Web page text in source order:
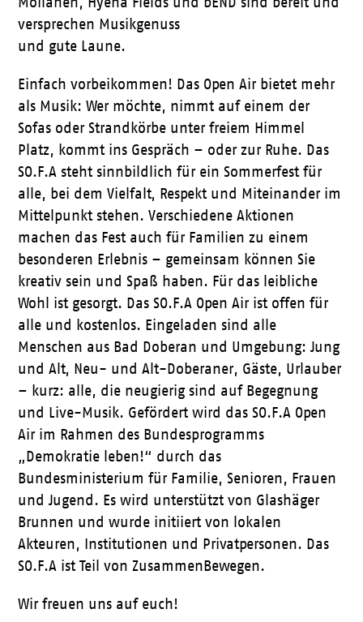
versprechen Musikgenuss
und gute Laune.
Einfach vorbeikommen! Das Open Air bietet mehr
als Musik: Wer möchte, nimmt auf einem der
Sofas oder Strandkörbe unter freiem Himmel
Platz, kommt ins Gespräch – oder zur Ruhe. Das
SO.F.A steht sinnbildlich für ein Sommerfest für
alle, bei dem Vielfalt, Respekt und Miteinander im
Mittelpunkt stehen. Verschiedene Aktionen
machen das Fest auch für Familien zu einem
besonderen Erlebnis – gemeinsam können Sie
kreativ sein und Spaß haben. Für das leibliche
Wohl ist gesorgt. Das SO.F.A Open Air ist offen für
alle und kostenlos. Eingeladen sind alle
Menschen aus Bad Doberan und Umgebung: Jung
und Alt, Neu- und Alt-Doberaner, Gäste, Urlauber
– kurz: alle, die neugierig sind auf Begegnung
und Live-Musik. Gefördert wird das SO.F.A Open
Air im Rahmen des Bundesprogramms
„Demokratie leben!“ durch das
Bundesministerium für Familie, Senioren, Frauen
und Jugend. Es wird unterstützt von Glashäger
Brunnen und wurde initiiert von lokalen
Akteuren, Institutionen und Privatpersonen. Das
SO.F.A ist Teil von ZusammenBewegen.
Wir freuen uns auf euch!